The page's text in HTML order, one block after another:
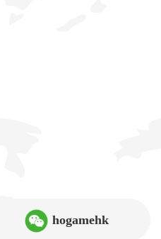
hogamehk